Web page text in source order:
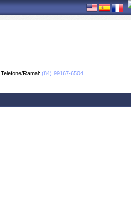
Telefone/Ramal: (84) 99167-6504